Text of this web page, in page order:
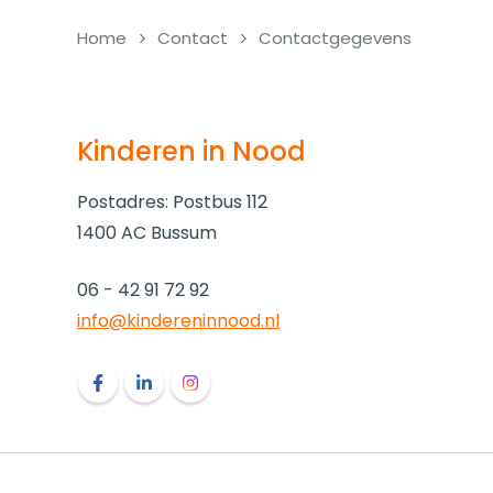
Home Contact Contactgegevens
Kinderen in Nood
Postadres: Postbus 112
1400 AC Bussum
06 - 42 91 72 92
info@kindereninnood.nl
Volg ons op Facebook Kinderen in Nood
Volg ons op LinkedIn Kinderen in Nood